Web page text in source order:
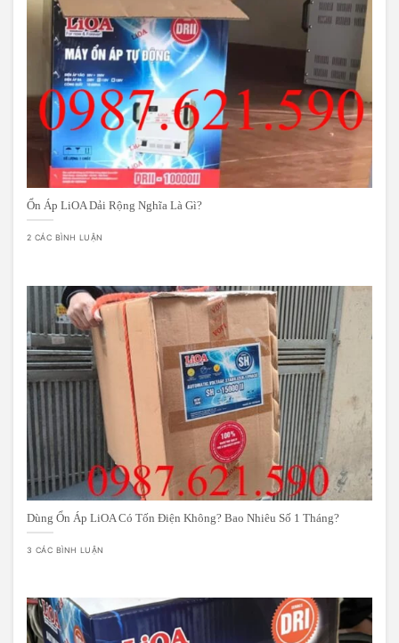
Ổn Áp LiOA Dải Rộng Nghĩa Là Gì?
2 CÁC BÌNH LUẬN
Dùng Ổn Áp LiOA Có Tốn Điện Không? Bao Nhiêu Số 1 Tháng?
3 CÁC BÌNH LUẬN